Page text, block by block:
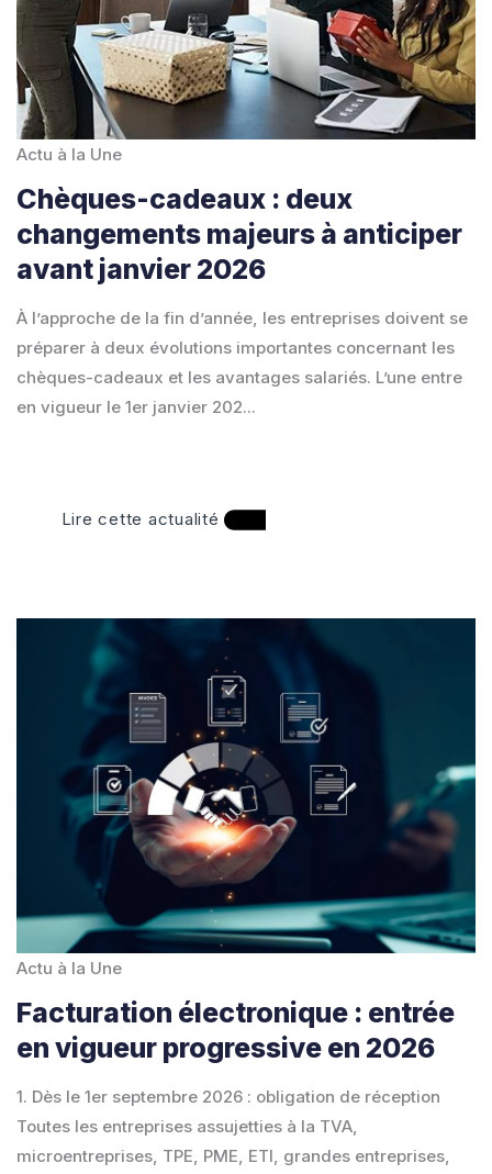
Actu à la Une
Chèques-cadeaux : deux
changements majeurs à anticiper
avant janvier 2026
À l’approche de la fin d’année, les entreprises doivent se
préparer à deux évolutions importantes concernant les
chèques-cadeaux et les avantages salariés. L’une entre
en vigueur le 1er janvier 202...
Lire cette actualité
Actu à la Une
Facturation électronique : entrée
en vigueur progressive en 2026
1. Dès le 1er septembre 2026 : obligation de réception
Toutes les entreprises assujetties à la TVA,
microentreprises, TPE, PME, ETI, grandes entreprises,